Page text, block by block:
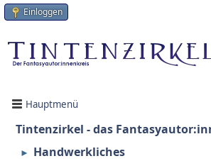
Einloggen
Hauptmenü
Tintenzirkel - das
► Handwerkliches